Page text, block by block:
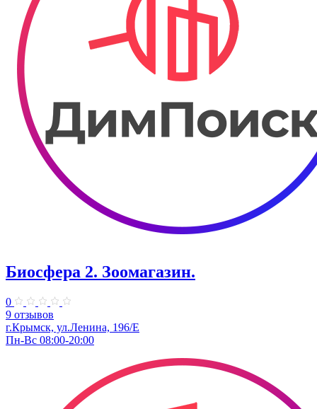
Биосфера 2. Зоомагазин.
0
9 отзывов
г.Крымск, ул.Ленина, 196/Е
Пн-Вс 08:00-20:00